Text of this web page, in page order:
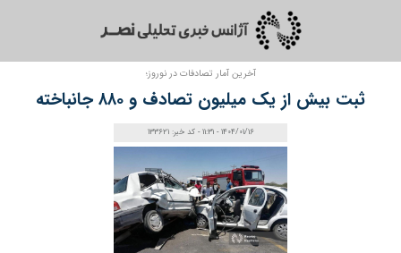
آخرین آمار تصادفات در نوروز؛
ثبت بیش از یک میلیون تصادف و ۸۸۰ جانباخته
1404/01/16 - 11:31 - کد خبر: 133621